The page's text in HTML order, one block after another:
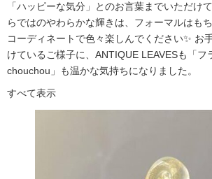
「ハッピーな気分」とのお言葉までいただけ
らではのやわらかな輝きは、フォーマルはも
コーディネートで色々楽しんでください✨ お
けているご様子に、ANTIQUE LEAVESも「フ
chouchou」も温かな気持ちになりました。
すべて表示